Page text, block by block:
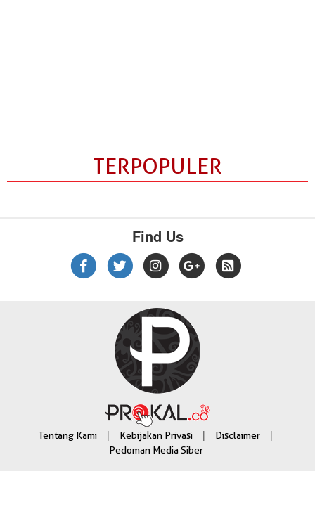
TERPOPULER
Find Us
Tentang Kami | Kebijakan Privasi | Disclaimer |
Pedoman Media Siber